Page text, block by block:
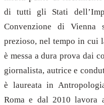
di tutti gli Stati
Convenzione di Vienna
prezioso, nel tempo in cui
è messa a dura prova dai
giornalista, autrice e
è laureata in
Roma e dal 2010 lavora